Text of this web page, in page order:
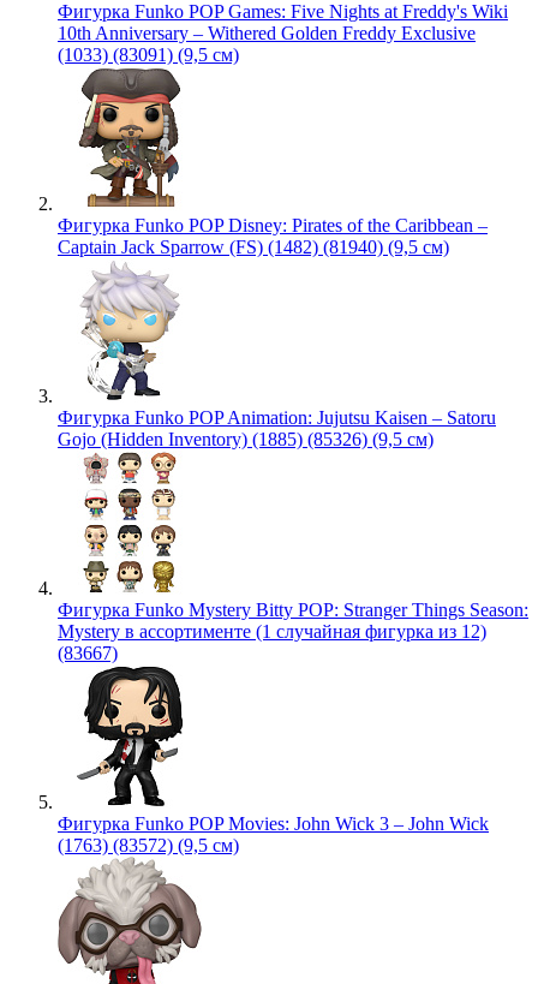
Фигурка Funko POP Games: Five Nights at Freddy's Wiki
10th Anniversary – Withered Golden Freddy Exclusive
(1033) (83091) (9,5 см)
Фигурка Funko POP Disney: Pirates of the Caribbean –
Captain Jack Sparrow (FS) (1482) (81940) (9,5 см)
Фигурка Funko POP Animation: Jujutsu Kaisen – Satoru
Gojo (Hidden Inventory) (1885) (85326) (9,5 см)
Фигурка Funko Mystery Bitty POP: Stranger Things Season:
Mystery в ассортименте (1 случайная фигурка из 12)
(83667)
Фигурка Funko POP Movies: John Wick 3 – John Wick
(1763) (83572) (9,5 см)